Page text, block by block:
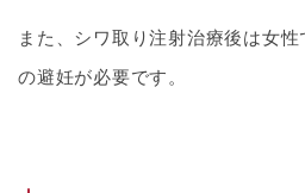
また、シワ取り注射治療後は女
の避妊が必要です。